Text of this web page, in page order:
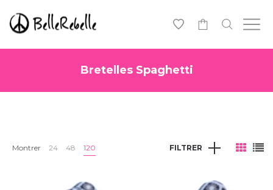
Bretelles Spaghetti
Montrer 24 48 120 FILTRER